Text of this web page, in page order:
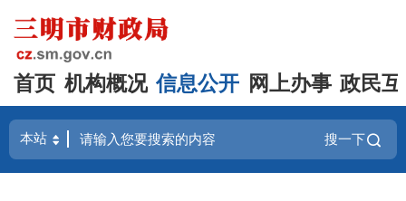
首页 机构概况 信息公开 网上办事 政民
搜一下